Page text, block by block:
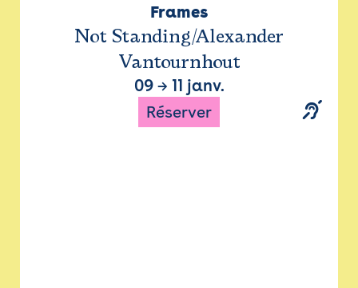
Frames
Not Standing/Alexander
Vantournhout
09→ 11 janv.
Réserver